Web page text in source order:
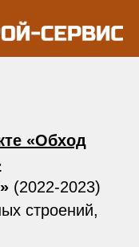
«Обход
(2022-2023)
строений,